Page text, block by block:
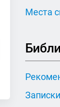
Места